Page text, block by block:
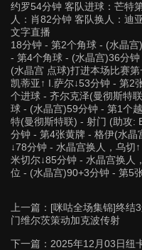
约罗54分钟 客队进球：芒特
人：肖82分钟 客队换人：迪
文字直播
18分钟 - 第2个角球 - (水晶
- 第4个角球 - (水晶宫)36分
(水晶宫 点球)打进本场比赛
凯蒂亚↑ I.萨尔↓53分钟 - 第2
个进球 - 齐尔克泽(曼彻斯特
球 - (水晶宫)59分钟 - 第1个
特(曼彻斯特联) - 射门 (助攻:
分钟 - 第4张黄牌 - 格伊(水晶
↓78分钟 - 水晶宫换人，乌切
米切尔↓85分钟 - 水晶宫换人
位 - (水晶宫)90+3分钟 - 第5
上一篇： [咪咕全场集锦]终结
门维尔茨策动加克波传射
下一篇： 2025年12月03日纽